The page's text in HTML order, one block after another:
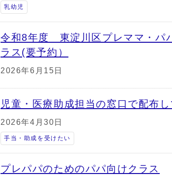
乳幼児
令和8年度 東淀川区プレママ・パ
ラス(要予約）
2026年6月15日
児童・医療助成担当の窓口で配布
2026年4月30日
手当・助成を受けたい
プレパパのためのパパ向けクラス